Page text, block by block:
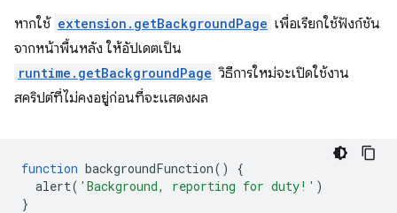
หากใช้ extension.getBackgroundPage เพื่อเรียกใช้ฟังก์ชัน
จากหน้าพื้นหลัง ให้อัปเดตเป็น
runtime.getBackgroundPage วิธีการใหม่จะเปิดใช้งาน
สคริปต์ที่ไม่คงอยู่ก่อนที่จะแสดงผล
function backgroundFunction()
{
alert( 'Background, reporting for duty!' )
}